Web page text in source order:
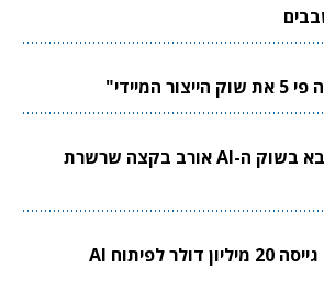
צוואר הבקבוק הבא בשוק ה-AI אורב בקצה שרשרת
Limitless Labs גייסה 20 מיליון דולר לפיתוח AI